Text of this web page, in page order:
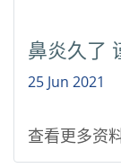
鼻炎久了
25 Jun 2021
查看更多资